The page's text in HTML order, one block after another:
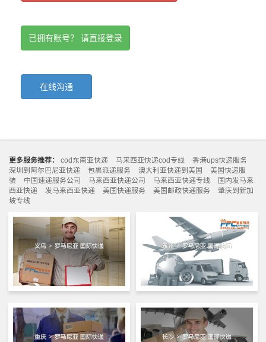
已拥有账号？ 请直接登录
在线沟通
更多服务推荐： cod东南亚快递 马来西亚快递cod专线
香港ups快递服务
深圳到阿尔巴尼亚快递
包裹派递服务 澳大利亚快递到美国
美国快递服
装
中国速递服务公司 马来西亚快递公司 马来西亚快递专线
国内发马来
西亚快递
发马来西亚快递 美国快递服务 美国邮政快递服务
肇庆到新加
坡专线